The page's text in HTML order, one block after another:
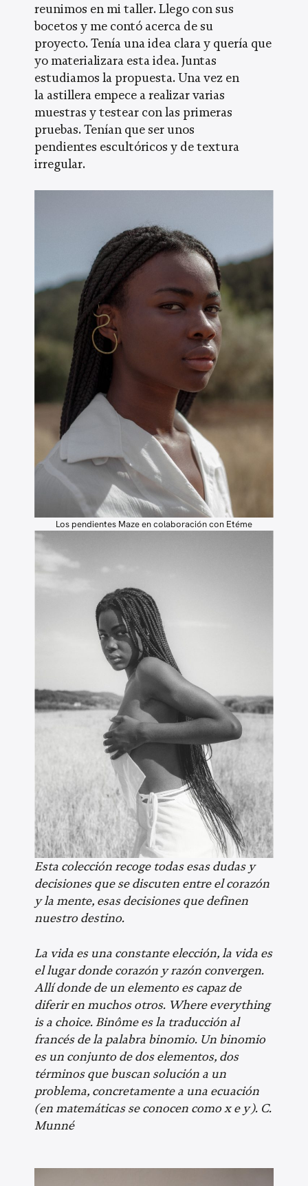
reunimos en mi taller. Llego con sus
bocetos y me contó acerca de su
proyecto. Tenía una idea clara y quería que
yo materializara esta idea. Juntas
estudiamos la propuesta. Una vez en
la astillera empece a realizar varias
muestras y testear con las primeras
pruebas. Tenían que ser unos
pendientes escultóricos y de textura
irregular.
Los pendientes Maze en colaboración con Etéme
Esta colección recoge todas esas dudas y
decisiones que se discuten entre el corazón
y la mente, esas decisiones que definen
nuestro destino.
La vida es una constante elección, la vida es
el lugar donde corazón y razón convergen.
Allí donde de un elemento es capaz de
diferir en muchos otros. Where everything
is a choice. Binôme es la traducción al
francés de la palabra binomio. Un binomio
es un conjunto de dos elementos, dos
términos que buscan solución a un
problema, concretamente a una ecuación
(en matemáticas se conocen como x e y). C.
Munné